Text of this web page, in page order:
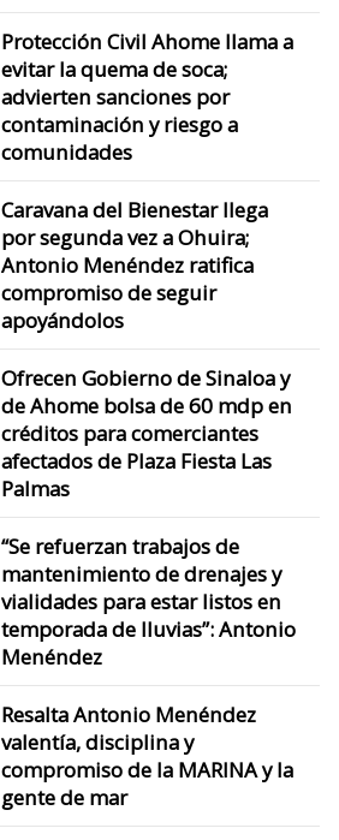
Protección Civil Ahome llama a
evitar la quema de soca;
advierten sanciones por
contaminación y riesgo a
comunidades
Caravana del Bienestar llega
por segunda vez a Ohuira;
Antonio Menéndez ratifica
compromiso de seguir
apoyándolos
Ofrecen Gobierno de Sinaloa y
de Ahome bolsa de 60 mdp en
créditos para comerciantes
afectados de Plaza Fiesta Las
Palmas
“Se refuerzan trabajos de
mantenimiento de drenajes y
vialidades para estar listos en
temporada de lluvias”: Antonio
Menéndez
Resalta Antonio Menéndez
valentía, disciplina y
compromiso de la MARINA y la
gente de mar